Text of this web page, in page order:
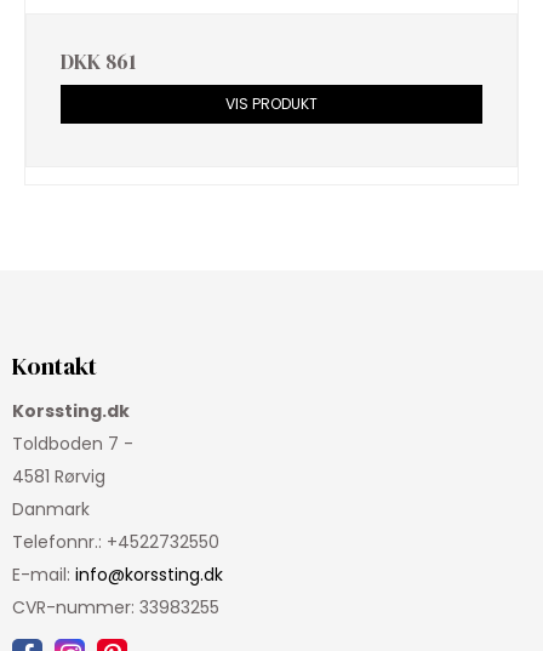
DKK 861
VIS PRODUKT
Kontakt
Korssting.dk
Toldboden 7 -
4581 Rørvig
Danmark
Telefonnr.: +4522732550
E-mail: info@korssting.dk
CVR-nummer: 33983255